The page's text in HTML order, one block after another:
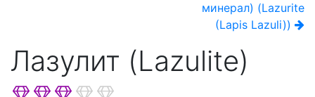
минерал) (Lazurite
(Lapis Lazuli))
Лазулит (Lazulite)